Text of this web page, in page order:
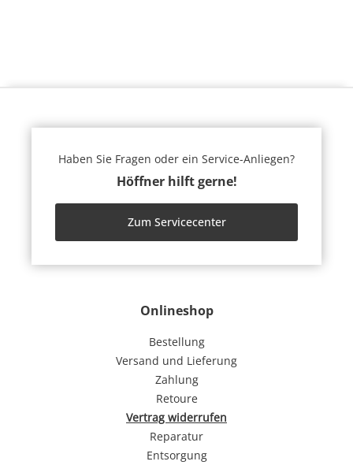
Onlineshop
Bestellung
Versand und Lieferung
Zahlung
Retoure
Vertrag widerrufen
Reparatur
Entsorgung
Haben Sie Fragen oder ein Service-Anliegen?
Höffner hilft gerne!
Zum Servicecenter